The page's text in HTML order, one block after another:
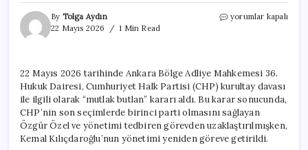
By Tolga Aydın
22 Mayıs 2026
1 Min Read
Kılıçdaroğlu’ndan
Güçlü
Mesaj:
Endişe
Etmeye
Gerek
Yok!
için
yorumlar kapalı
22 Mayıs 2026 tarihinde Ankara Bölge Adliye Mahkemesi 36.
Hukuk Dairesi, Cumhuriyet Halk Partisi (CHP) kurultay davası
ile ilgili olarak “mutlak butlan” kararı aldı. Bu karar sonucunda,
CHP’nin son seçimlerde birinci parti olmasını sağlayan
Özgür Özel ve yönetimi tedbiren görevden uzaklaştırılmışken,
Kemal Kılıçdaroğlu’nun yönetimi yeniden göreve getirildi.